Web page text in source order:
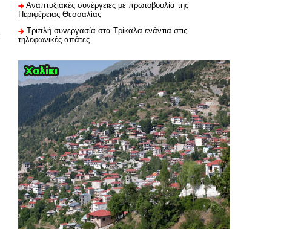
Αναπτυξιακές συνέργειες με πρωτοβουλία της
Περιφέρειας Θεσσαλίας
Τριπλή συνεργασία στα Τρίκαλα ενάντια στις
τηλεφωνικές απάτες